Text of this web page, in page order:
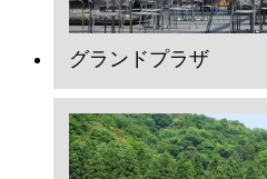
グランドプラザ